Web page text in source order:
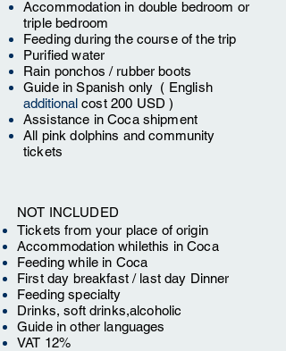
Accommodation in double bedroom or
triple bedroom
Feeding during the course of the trip
Purified water
Rain ponchos / rubber boots
Guide in Spanish only ( English
additional cost 200 USD )
Assistance in Coca shipment
All pink dolphins and community
tickets
NOT INCLUDED
Tickets from your place of origin
Accommodation whilethis in Coca
Feeding while in Coca
First day breakfast / last day Dinner
Feeding specialty
Drinks, soft drinks,alcoholic
Guide in other languages
VAT 12%